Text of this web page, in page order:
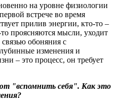
на уровне физиологии
встрече во время
прилив энергии, кто-то –
то проясняются мысли, уходит
связью обоняния с
изменения и
– это процесс, он требует
"вспомнить себя". Как это